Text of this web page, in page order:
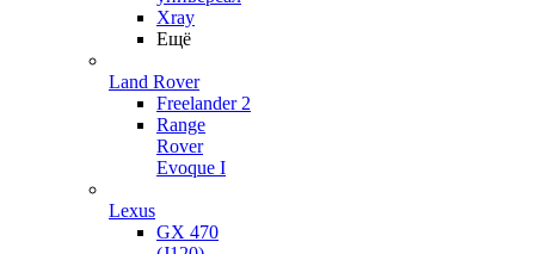
Xray
Ещё
Land Rover
Freelander 2
Range
Rover
Evoque I
Lexus
GX 470